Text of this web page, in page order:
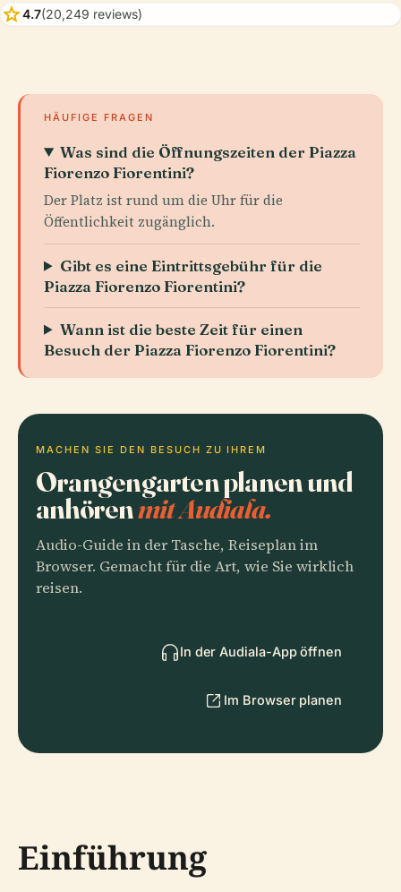
star4.7(20,249 reviews)
HÄUFIGE FRAGEN
Was sind die Öffnungszeiten der Piazza
Fiorenzo Fiorentini?
Der Platz ist rund um die Uhr für die
Öffentlichkeit zugänglich.
Gibt es eine Eintrittsgebühr für die
Piazza Fiorenzo Fiorentini?
Wann ist die beste Zeit für einen
Besuch der Piazza Fiorenzo Fiorentini?
MACHEN SIE DEN BESUCH ZU IHREM
Orangengarten planen und
anhörenmit Audiala.
Audio-Guide in der Tasche, Reiseplan im
Browser. Gemacht für die Art, wie Sie wirklich
reisen.
In der Audiala-App öffnen
Im Browser planen
Einführung